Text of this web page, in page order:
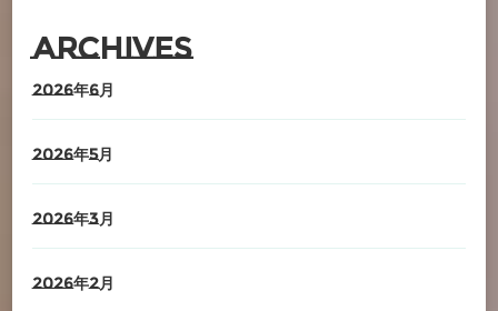
Archives
2026年6月
2026年5月
2026年3月
2026年2月